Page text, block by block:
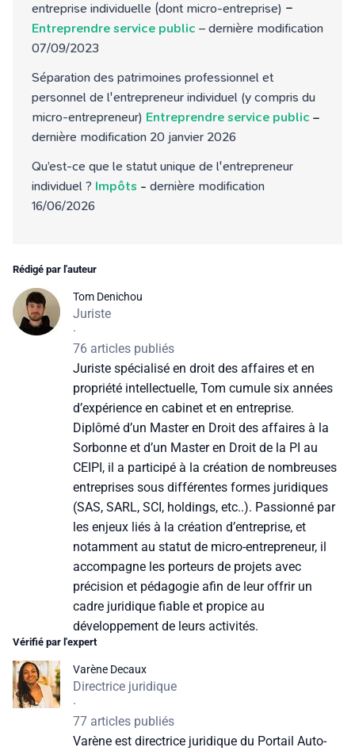
entreprise individuelle (dont micro-entreprise) –
Entreprendre service public – dernière modification
07/09/2023
Séparation des patrimoines professionnel et
personnel de l'entrepreneur individuel (y compris du
micro-entrepreneur) Entreprendre service public –
dernière modification 20 janvier 2026
Qu’est-ce que le statut unique de l'entrepreneur
individuel ? Impôts - dernière modification
16/06/2026
Rédigé par l'auteur
Tom Denichou
Juriste
·
76 articles publiés
Juriste spécialisé en droit des affaires et en
propriété intellectuelle, Tom cumule six années
d’expérience en cabinet et en entreprise.
Diplômé d’un Master en Droit des affaires à la
Sorbonne et d’un Master en Droit de la PI au
CEIPI, il a participé à la création de nombreuses
entreprises sous différentes formes juridiques
(SAS, SARL, SCI, holdings, etc..). Passionné par
les enjeux liés à la création d’entreprise, et
notamment au statut de micro-entrepreneur, il
accompagne les porteurs de projets avec
précision et pédagogie afin de leur offrir un
cadre juridique fiable et propice au
développement de leurs activités.
Vérifié par l'expert
Varène Decaux
Directrice juridique
·
77 articles publiés
Varène est directrice juridique du Portail Auto-